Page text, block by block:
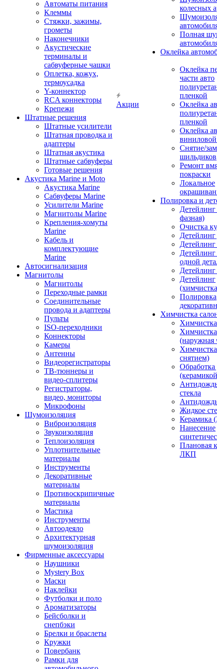
Автоматы питания
Клеммы
Стяжки, зажимы,
грометы
Наконечники
Акустические
терминалы и
сабвуферные чашки
Оплетка, кожух,
термоусадка
Y-коннектор
RCA коннекторы
Крепежи
Штатные решения
Штатные усилители
Штатная проводка и
адаптеры
Штатная акустика
Штатные сабвуферы
Готовые решения
Акустика Marine и Moto
Акустика Marine
Сабвуферы Marine
Усилители Marine
Магнитолы Marine
Крепления-хомуты
Marine
Кабель и
комплектующие
Marine
Автосигнализация
Магнитолы
Магнитолы
Переходные рамки
Соединительные
провода и адаптеры
Пульты
ISO-переходники
Коннекторы
Камеры
Антенны
Видеорегистраторы
ТВ-тюннеры и
видео-сплитеры
Регистраторы,
видео, мониторы
Микрофоны
Шумоизоляция
Виброизоляция
Звукоизоляция
Теплоизоляция
Уплотнительные
материалы
Инструменты
Декоративные
материалы
Противоскрипичные
материалы
Мастика
Инструменты
Автоодеяло
Архитектурная
шумоизоляция
Фирменные аксессуары
Наушники
Mystery Box
Маски
Наклейки
Футболки и поло
Ароматизаторы
Бейсболки и
снепбэки
Брелки и браслеты
Кружки
Повербанк
Рамки для
Акции
колесных
Полная
Оклейка
Оклейка
части авто
пленкой
Оклейка
пленкой
Оклейка
Снятие/
шильдиков
Ремонт
покраски
Локальное
Полировка и
фазная)
Очистка
Детейлинг
одной
Детейлинг
Полировка
Химчистка
(наружная
снятием)
Обработка
стекла
Жидкое
Керамика
Нанесение
Плановая
ЛКП